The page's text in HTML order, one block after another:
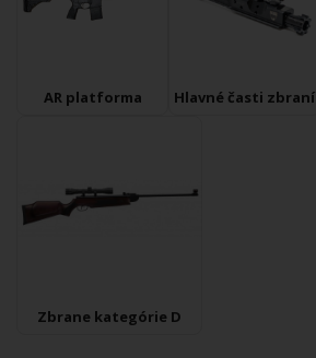
AR platforma Hlavné časti zbraní
Zbrane kategórie D